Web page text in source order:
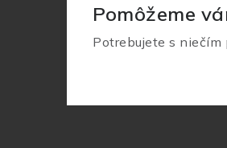
Pomôžeme
Potrebujete s niečím